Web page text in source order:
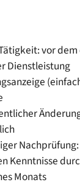
vor
Dienstleistung
Kenntnisse
Monats